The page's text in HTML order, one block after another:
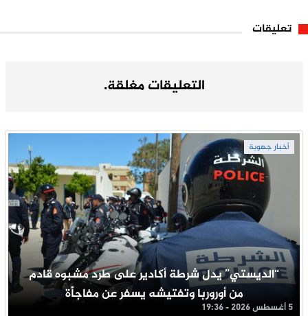
تعليقات
التعليقات مغلقة.
أخبار جهوية
“الديستي” يدل شرطة أكادير على طرد مشبوه قادم
من أوروربا وتفتيشه يسفر عن مفاجأة
5 أغسطس 2026 - 19:36